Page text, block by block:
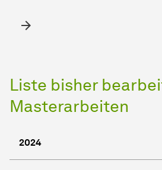
Liste bisher
Masterarbeiten
2024